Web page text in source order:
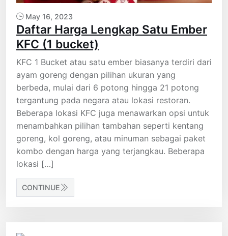
May 16, 2023
Daftar Harga Lengkap Satu Ember
KFC (1 bucket)
KFC 1 Bucket atau satu ember biasanya terdiri dari
ayam goreng dengan pilihan ukuran yang
berbeda, mulai dari 6 potong hingga 21 potong
tergantung pada negara atau lokasi restoran.
Beberapa lokasi KFC juga menawarkan opsi untuk
menambahkan pilihan tambahan seperti kentang
goreng, kol goreng, atau minuman sebagai paket
kombo dengan harga yang terjangkau. Beberapa
lokasi […]
CONTINUE